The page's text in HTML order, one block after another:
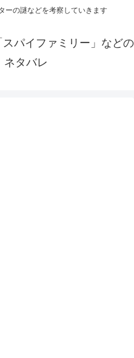
ーの謎などを考察していきます
パイファミリー」などの
ネタバレ